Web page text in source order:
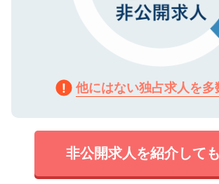
他にはない独占求人を多
非公開求人を紹介して